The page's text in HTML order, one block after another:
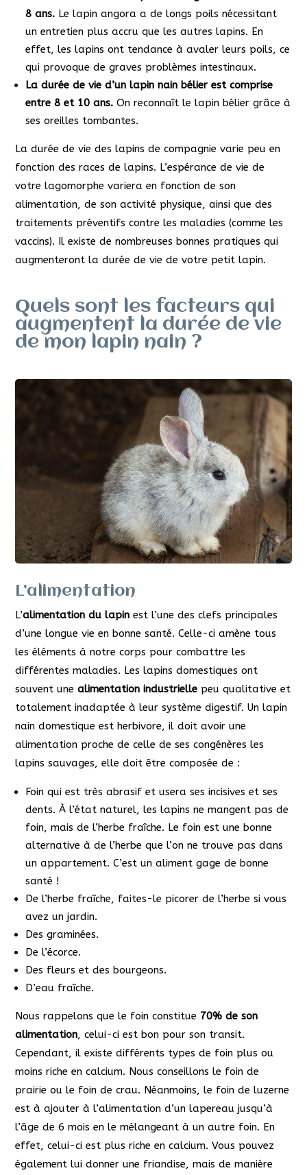
8 ans. Le lapin angora a de longs poils nécessitant
un entretien plus accru que les autres lapins. En
effet, les lapins ont tendance à avaler leurs poils, ce
qui provoque de graves problèmes intestinaux.
La durée de vie d’un lapin nain bélier est comprise
entre 8 et 10 ans. On reconnaît le lapin bélier grâce à
ses oreilles tombantes.
La durée de vie des lapins de compagnie varie peu en
fonction des races de lapins. L’espérance de vie de
votre lagomorphe variera en fonction de son
alimentation, de son activité physique, ainsi que des
traitements préventifs contre les maladies (comme les
vaccins). Il existe de nombreuses bonnes pratiques qui
augmenteront la durée de vie de votre petit lapin.
Quels sont les facteurs qui
augmentent la durée de vie
de mon lapin nain ?
L’alimentation
L’alimentation du lapin est l’une des clefs principales
d’une longue vie en bonne santé. Celle-ci amène tous
les éléments à notre corps pour combattre les
différentes maladies. Les lapins domestiques ont
souvent une alimentation industrielle peu qualitative et
totalement inadaptée à leur système digestif. Un lapin
nain domestique est herbivore, il doit avoir une
alimentation proche de celle de ses congénères les
lapins sauvages, elle doit être composée de :
Foin qui est très abrasif et usera ses incisives et ses
dents. À l’état naturel, les lapins ne mangent pas de
foin, mais de l’herbe fraîche. Le foin est une bonne
alternative à de l’herbe que l’on ne trouve pas dans
un appartement. C’est un aliment gage de bonne
santé !
De l’herbe fraîche, faites-le picorer de l’herbe si vous
avez un jardin.
Des graminées.
De l’écorce.
Des fleurs et des bourgeons.
D’eau fraîche.
Nous rappelons que le foin constitue 70% de son
alimentation, celui-ci est bon pour son transit.
Cependant, il existe différents types de foin plus ou
moins riche en calcium. Nous conseillons le foin de
prairie ou le foin de crau. Néanmoins, le foin de luzerne
est à ajouter à l’alimentation d’un lapereau jusqu’à
l’âge de 6 mois en le mélangeant à un autre foin. En
effet, celui-ci est plus riche en calcium. Vous pouvez
également lui donner une friandise, mais de manière